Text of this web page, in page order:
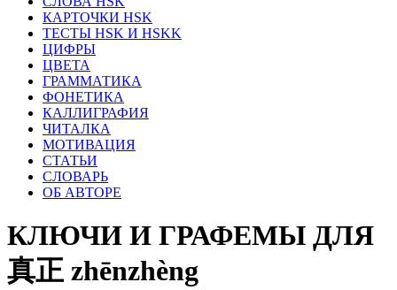
КАРТОЧКИ HSK
ТЕСТЫ HSK И HSKK
ЦИФРЫ
ЦВЕТА
ГРАММАТИКА
ФОНЕТИКА
КАЛЛИГРАФИЯ
ЧИТАЛКА
МОТИВАЦИЯ
СТАТЬИ
СЛОВАРЬ
ОБ АВТОРЕ
КЛЮЧИ И ГРАФЕМЫ ДЛЯ
真正 zhēnzhèng